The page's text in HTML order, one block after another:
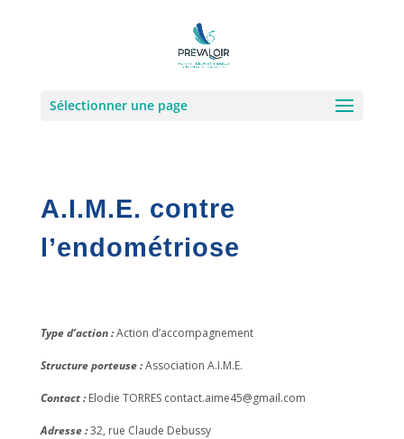
Sélectionner une page
A.I.M.E. contre
l’endométriose
Type d’action :Action d’accompagnement
Structure porteuse :Association A.I.M.E.
Contact : Elodie TORRES contact.aime45@gmail.com
Adresse :32, rue Claude Debussy